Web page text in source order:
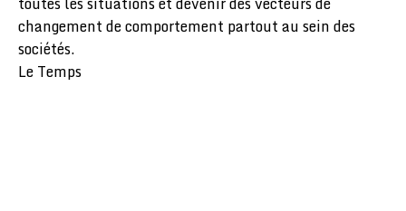
changement de comportement partout au sein des
sociétés.
Le Temps